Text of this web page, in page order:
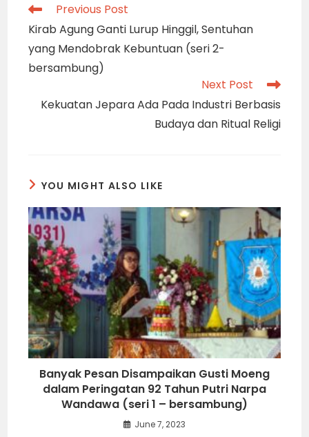
Read
articles
Previous Post
Kirab Agung Ganti Lurup Hinggil, Sentuhan
yang Mendobrak Kebuntuan (seri 2-
bersambung)
Next Post
Kekuatan Jepara Ada Pada Industri Berbasis
Budaya dan Ritual Religi
YOU MIGHT ALSO LIKE
Banyak Pesan Disampaikan Gusti Moeng
dalam Peringatan 92 Tahun Putri Narpa
Wandawa (seri 1 – bersambung)
June 7, 2023